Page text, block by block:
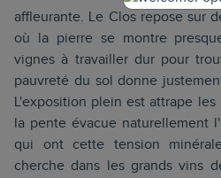
affleurante. Le Clos repose sur
où la pierre se montre
vignes à travailler dur pour
pauvreté du sol donne
L'exposition plein est attrape
la pente évacue naturellement
qui ont cette tension
cherche dans les grands vins